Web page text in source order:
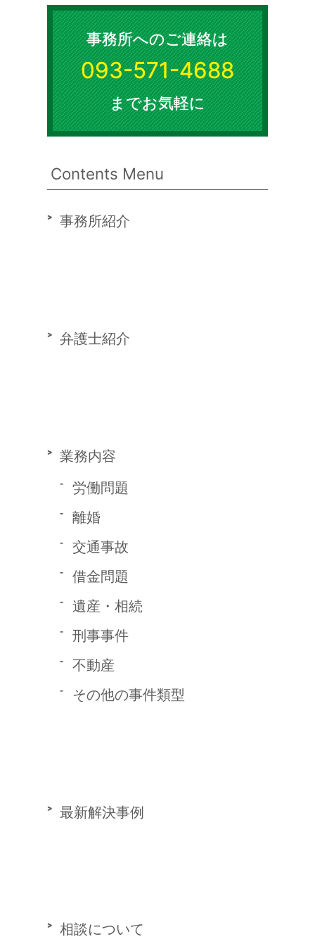
事務所へのご連絡は
093-571-4688
までお気軽に
Contents Menu
事務所紹介
弁護士紹介
業務内容
労働問題
離婚
交通事故
借金問題
遺産・相続
刑事事件
不動産
その他の事件類型
最新解決事例
相談について